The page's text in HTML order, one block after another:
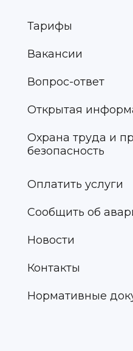
Тарифы
Вакансии
Вопрос-ответ
Открытая
Охрана труда и
безопасность
Оплатить услуги
Сообщить об
Новости
Контакты
Нормативные